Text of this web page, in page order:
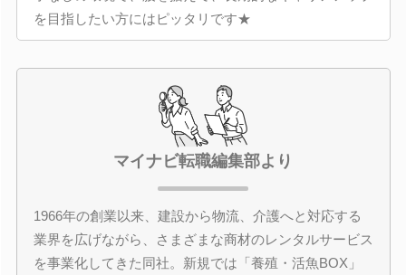
を目指したい方にはピッタリです★
マイナビ転職編集部より
1966年の創業以来、建設から物流、介護へと対応する
業界を広げながら、さまざまな商材のレンタルサービス
を事業化してきた同社。新規では「養殖・活魚BOX」